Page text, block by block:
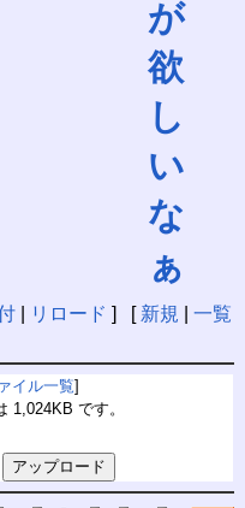
が
欲
し
い
な
ぁ
| リロード ] [ 新規
一覧
イル一覧]
1,024KB です。